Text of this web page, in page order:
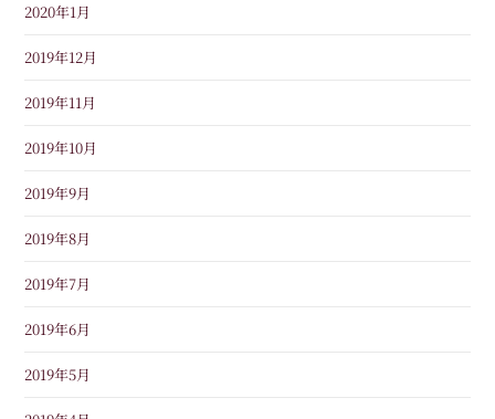
2020年1月
2019年12月
2019年11月
2019年10月
2019年9月
2019年8月
2019年7月
2019年6月
2019年5月